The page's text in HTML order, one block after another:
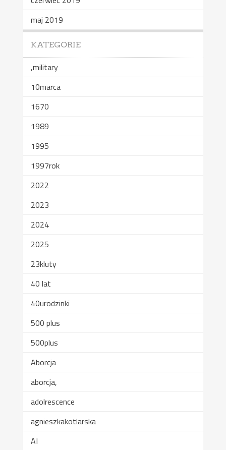
maj 2019
KATEGORIE
,military
10marca
1670
1989
1995
1997rok
2022
2023
2024
2025
23kluty
40 lat
40urodzinki
500 plus
500plus
Aborcja
aborcja,
adolrescence
agnieszkakotlarska
AI